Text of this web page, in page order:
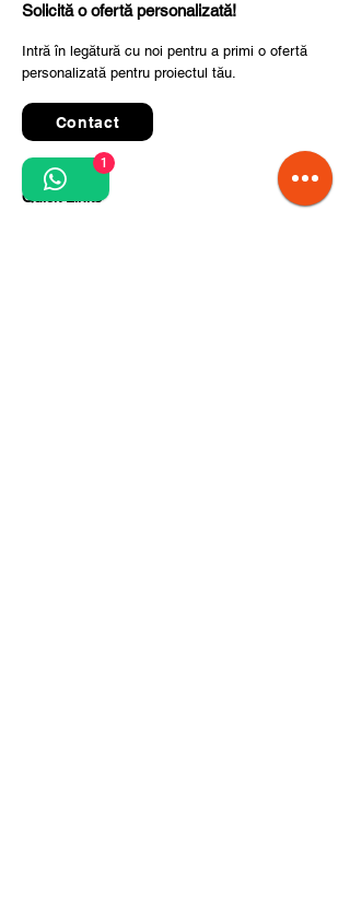
Solicită o ofertă personalizată!
Intră în legătură cu noi pentru a primi o ofertă
personalizată pentru proiectul tău.
Contact
Quick Links
1